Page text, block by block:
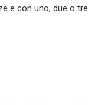
e con uno, due o